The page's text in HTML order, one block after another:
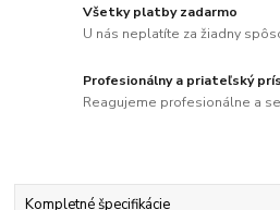
Všetky platby zadarmo
U nás neplatíte za žiadny
Profesionálny a priateľský
Reagujeme profesionálne a
Kompletné špecifikácie